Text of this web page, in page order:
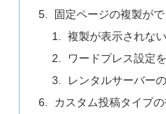
固定ページの複製が
複製が表示されな
ワードプレス設定
レンタルサーバー
カスタム投稿タイプ